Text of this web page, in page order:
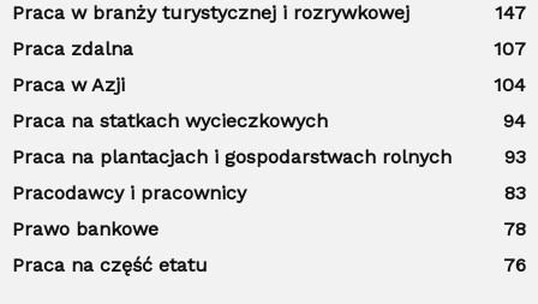
Praca w branży turystycznej i rozrywkowej
147
Praca zdalna
107
Praca w Azji
104
Praca na statkach wycieczkowych
94
Praca na plantacjach i gospodarstwach rolnych
93
Pracodawcy i pracownicy
83
Prawo bankowe
78
Praca na część etatu
76